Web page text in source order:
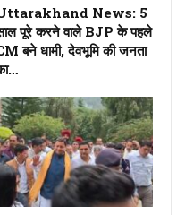
News: 5
पूरे करने वाले BJP के पहले
बने धामी, देवभूमि की जनता